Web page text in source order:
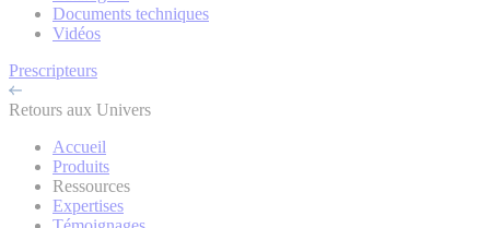
Documents techniques
Vidéos
Prescripteurs
Retours aux Univers
Accueil
Produits
Ressources
Expertises